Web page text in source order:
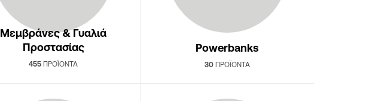
Μεμβράνες & Γυαλιά
Προστασίας
455 ΠΡΟΪΌΝΤΑ
Powerbanks
30ΠΡΟΪΌΝΤΑ